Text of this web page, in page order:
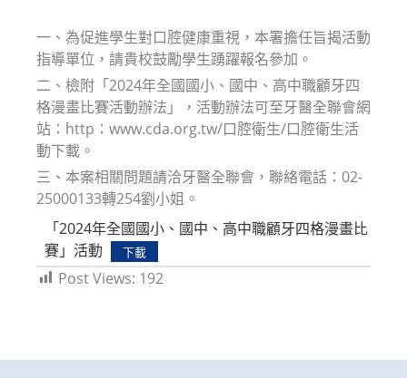
一、為促進學生對口腔健康重視，本署擔任旨揭活動
指導單位，請貴校鼓勵學生踴躍報名參加。
二、檢附「2024年全國國小、國中、高中職顧牙四
格漫畫比賽活動辦法」，活動辦法可至牙醫全聯會網
站：http：www.cda.org.tw/口腔衛生/口腔衛生活
動下載。
三、本案相關問題請洽牙醫全聯會，聯絡電話：02-
25000133轉254劉小姐。
「2024年全國國小、國中、高中職顧牙四格漫畫比
賽」活動
下載
Post Views: 192